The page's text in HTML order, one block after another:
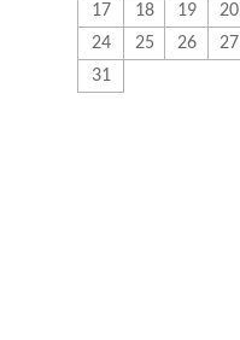
17
18 19 20
24
25 26 27
31